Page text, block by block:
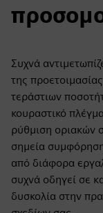
Συχνά
της
τεράστιων
κουραστικό
ρύθμιση οριακών
σημεία
από διάφορα
συχνά οδηγεί σε
δυσκολία στην